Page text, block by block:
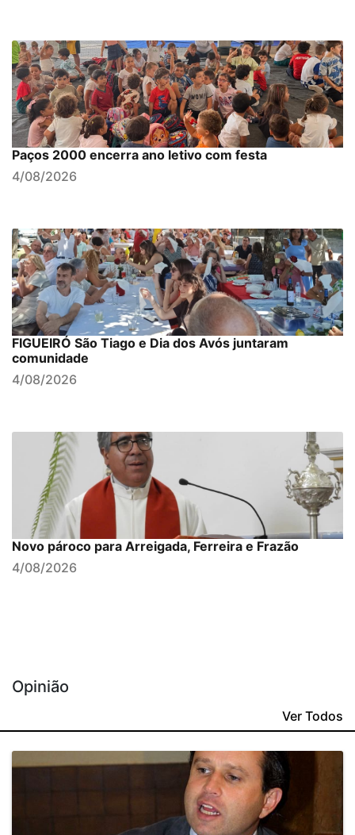
Paços 2000 encerra ano letivo com festa
4/08/2026
FIGUEIRÓ São Tiago e Dia dos Avós juntaram
comunidade
4/08/2026
Novo pároco para Arreigada, Ferreira e Frazão
4/08/2026
Opinião
Ver Todos